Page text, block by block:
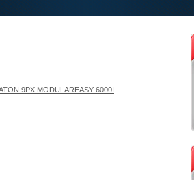
9PX MODULAREASY 6000I